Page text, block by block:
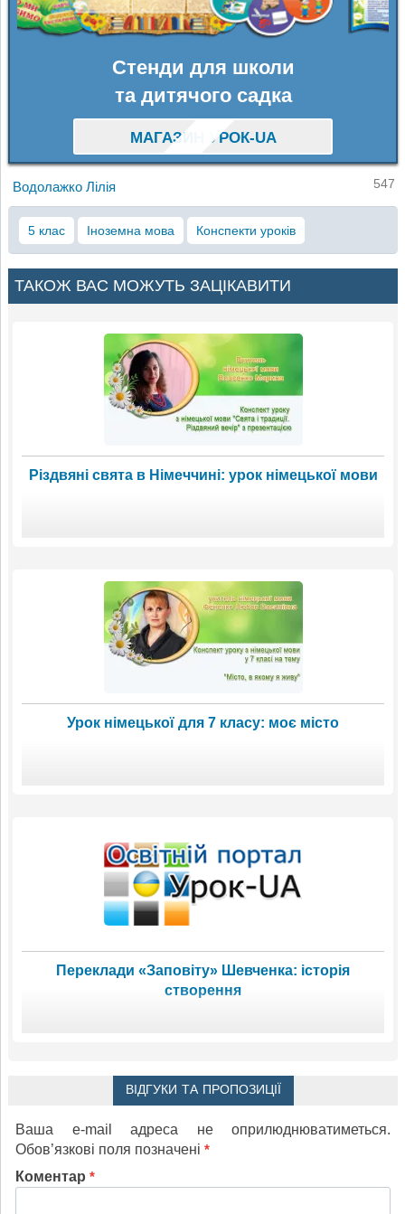
Стенди для школи
та дитячого садка
МАГАЗИН УРОК-UA
Водолажко Лілія 547
5 клас Іноземна мова Конспекти уроків
ТАКОЖ ВАС МОЖУТЬ ЗАЦІКАВИТИ
Різдвяні свята в Німеччині: урок німецької мови
Урок німецької для 7 класу: моє місто
Переклади «Заповіту» Шевченка: історія
створення
ВІДГУКИ ТА ПРОПОЗИЦІЇ
Ваша e-mail адреса не оприлюднюватиметься.
Обов’язкові поля позначені *
Коментар *